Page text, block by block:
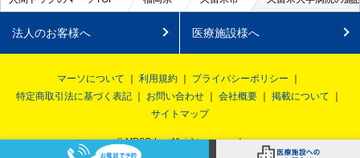
法人のお客様へ 医療施設様へ
マーソについて 利用規約
プライバシーポリシー
特定商取引法に基づく表記
お問い合わせ 会社概要
掲載について
サイトマップ
© MRSO Inc. All rights reserved.